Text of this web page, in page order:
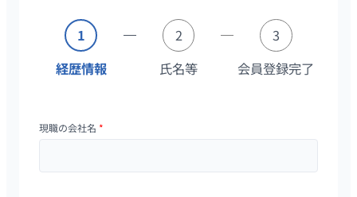
1
経歴情報
2
氏名等
3
会員登録完了
現職の会社名 *